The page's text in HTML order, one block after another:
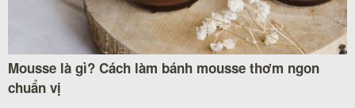
Mousse là gì? Cách làm bánh mousse thơm ngon
chuẩn vị